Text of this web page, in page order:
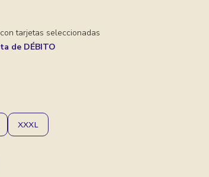
con tarjetas seleccionadas
de DÉBITO
XXXL